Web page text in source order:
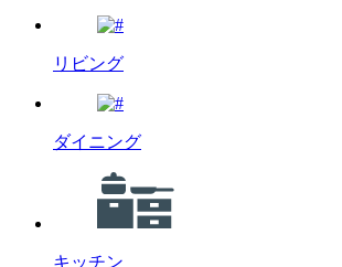
リビング
ダイニング
キッチン